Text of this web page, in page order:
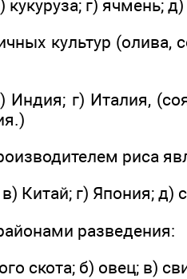
кукуруза; г) ячмень;
культур (олива,
г) Италия,
риса
Китай; г) Япония; д)
разведения:
скота; б) овец; в)